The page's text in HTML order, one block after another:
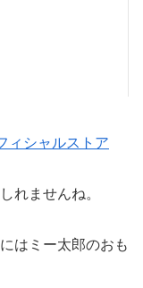
ィシャルストア
れませんね。
はミー太郎のおも